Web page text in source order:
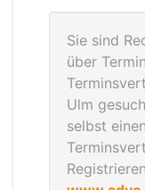
Sie sind
über
Ulm
selbst